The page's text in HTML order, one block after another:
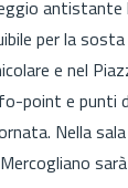
antistante
per la sosta
e nel
point e punti
Nella